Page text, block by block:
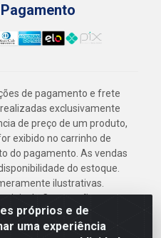
próprios e de
uma experiência
de pagamento e frete
exclusivamente
de preço de um produto,
exibido no carrinho de
do pagamento. As vendas
do estoque.
ilustrativas.
de Construção em
2691 - Guabiraba,
630 - CNPJ